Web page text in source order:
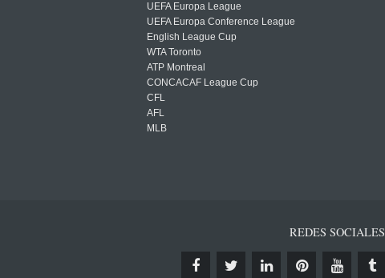
UEFA Europa League
UEFA Europa Conference League
English League Cup
WTA Toronto
ATP Montreal
CONCACAF League Cup
CFL
AFL
MLB
REDES SOCIALES